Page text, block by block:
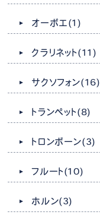
オーボエ (1)
クラリネット(11)
サクソフォン(16)
トランペット(8)
トロンボーン(3)
フルート(10)
ホルン(3)